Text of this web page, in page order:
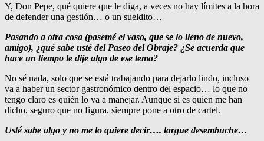
Y, Don Pepe, qué quiere que le diga, a veces no hay límites a la hora
de defender una gestión… o un sueldito…
Pasando a otra cosa (pasemé el vaso, que se lo lleno de nuevo,
amigo), ¿qué sabe usté del Paseo del Obraje? ¿Se acuerda que
hace un tiempo le dije algo de ese tema?
No sé nada, solo que se está trabajando para dejarlo lindo, incluso
va a haber un sector gastronómico dentro del espacio… lo que no
tengo claro es quién lo va a manejar. Aunque si es quien me han
dicho, seguro que no figura, siempre pone a otro de cartel.
Usté sabe algo y no me lo quiere decir…. largue desembuche…